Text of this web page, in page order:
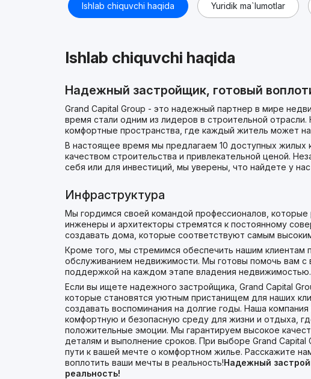
Ishlab chiquvchi haqida Yuridik ma`lumotlar
Ishlab chiquvchi haqida
Надежный застройщик, готовый
Grand Capital Group - это надежный партнер в мире
время стали одним из лидеров в строительной
комфортные пространства, где каждый житель может
В настоящее время мы предлагаем 10 доступных жилых
качеством строительства и привлекательной ценой.
себя или для инвестиций, мы уверены, что найдете у
Инфраструктура
Мы гордимся своей командой профессионалов,
инженеры и архитекторы стремятся к постоянному
создавать дома, которые соответствуют самым
Кроме того, мы стремимся обеспечить нашим клиентам
обслуживанием недвижимости. Мы готовы помочь вам
поддержкой на каждом этапе владения недвижимостью.
Если вы ищете надежного застройщика, Grand Capital
которые становятся уютным пристанищем для наших
создавать воспоминания на долгие годы. Наша
комфортную и безопасную среду для жизни и отдыха,
положительные эмоции. Мы гарантируем высокое
деталям и выполнение сроков. При выборе Grand
пути к вашей мечте о комфортном жилье. Расскажите
воплотить ваши мечты в реальность!Надежный
реальность!